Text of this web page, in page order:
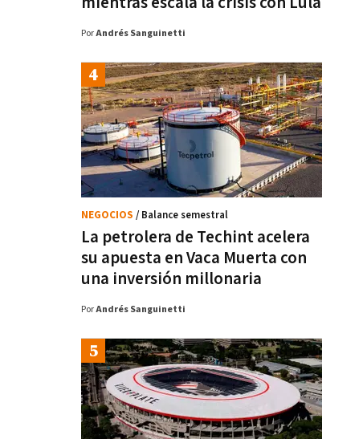
PorAndrés Sanguinetti
La petrolera de Techint acelera
su apuesta en Vaca Muerta con
una inversión millonaria
NEGOCIOS / Balance semestral
PorAndrés Sanguinetti